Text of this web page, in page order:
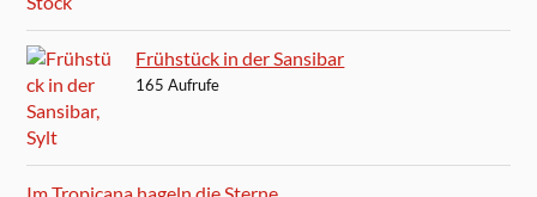
Frühstück in der Sansibar
165 Aufrufe